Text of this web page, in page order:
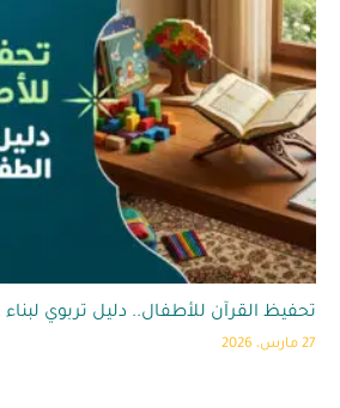
تحفيظ القرآن للأطفال.. دليل تربوي
27 مارس، 2026